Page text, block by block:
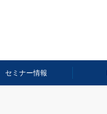
セミナー情報